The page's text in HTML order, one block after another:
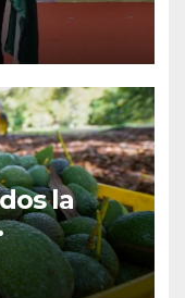
la